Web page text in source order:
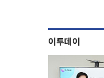
이투데이